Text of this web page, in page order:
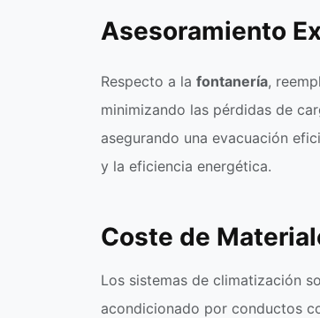
Asesoramiento
Respecto a la fontanería,
minimizando las pérdidas de
asegurando una evacuación
y la eficiencia energética.
Coste de
Los sistemas de climatización
acondicionado por conductos